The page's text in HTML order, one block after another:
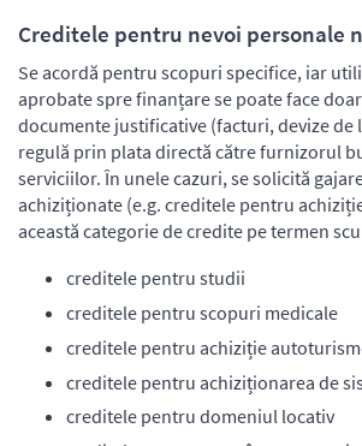
Creditele pentru nevoi personale
Se acordă pentru scopuri specifice, iar
aprobate spre finanțare se poate face
documente justificative (facturi, devize de
regulă prin plata directă către furnizorul
serviciilor. În unele cazuri, se solicită
achiziționate (e.g. creditele pentru
această categorie de credite pe termen
creditele pentru studii
creditele pentru scopuri medicale
creditele pentru achiziție
creditele pentru achiziționarea de
creditele pentru domeniul locativ